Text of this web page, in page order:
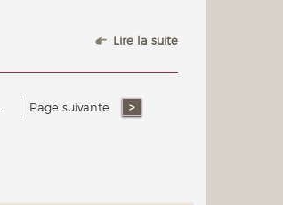
Lire la suite
Page suivante